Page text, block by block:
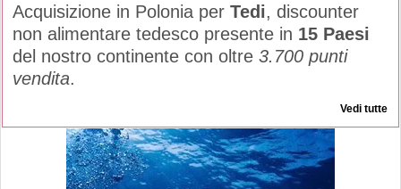
Acquisizione in Polonia per Tedi, discounter
non alimentare tedesco presente in 15 Paesi
del nostro continente con oltre 3.700 punti
vendita.
Vedi tutte